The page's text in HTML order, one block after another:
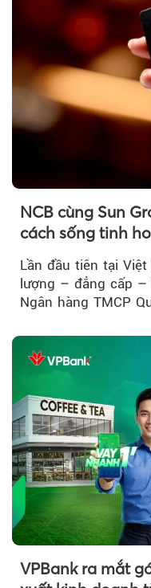
NCB cùng Sun
cách sống tinh
Lần đầu tiên tại
lượng – đẳng cấp –
Ngân hàng TMCP
VPBank ra mắt